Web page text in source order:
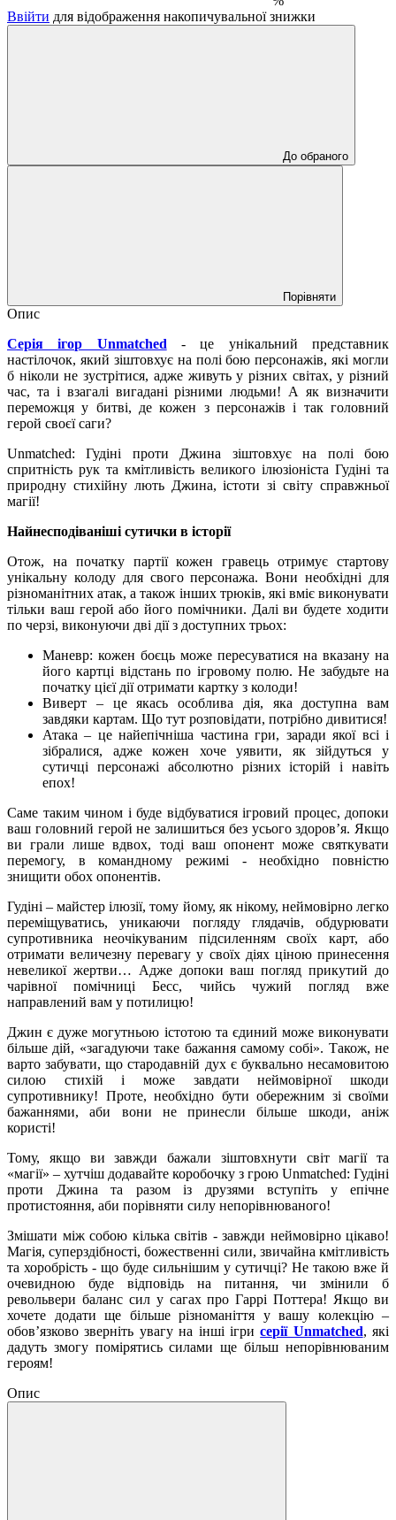
Ввійти для відображення накопичувальної знижки
До обраного
Порівняти
Опис
Серія ігор Unmatched - це унікальний представник
настілочок, який зіштовхує на полі бою персонажів, які могли
б ніколи не зустрітися, адже живуть у різних світах, у різний
час, та і взагалі вигадані різними людьми! А як визначити
переможця у битві, де кожен з персонажів і так головний
герой своєї саги?
Unmatched: Гудіні проти Джина зіштовхує на полі бою
спритність рук та кмітливість великого ілюзіоніста Гудіні та
природну стихійну лють Джина, істоти зі світу справжньої
магії!
Найнесподіваніші сутички в історії
Отож, на початку партії кожен гравець отримує стартову
унікальну колоду для свого персонажа. Вони необхідні для
різноманітних атак, а також інших трюків, які вміє виконувати
тільки ваш герой або його помічники. Далі ви будете ходити
по черзі, виконуючи дві дії з доступних трьох:
Маневр: кожен боєць може пересуватися на вказану на
його картці відстань по ігровому полю. Не забудьте на
початку цієї дії отримати картку з колоди!
Виверт – це якась особлива дія, яка доступна вам
завдяки картам. Що тут розповідати, потрібно дивитися!
Атака – це найепічніша частина гри, заради якої всі і
зібралися, адже кожен хоче уявити, як зійдуться у
сутичці персонажі абсолютно різних історій і навіть
епох!
Саме таким чином і буде відбуватися ігровий процес, допоки
ваш головний герой не залишиться без усього здоров’я. Якщо
ви грали лише вдвох, тоді ваш опонент може святкувати
перемогу, в командному режимі - необхідно повністю
знищити обох опонентів.
Гудіні – майстер ілюзії, тому йому, як нікому, неймовірно легко
переміщуватись, уникаючи погляду глядачів, обдурювати
супротивника неочікуваним підсиленням своїх карт, або
отримати величезну перевагу у своїх діях ціною принесення
невеликої жертви… Адже допоки ваш погляд прикутий до
чарівної помічниці Бесс, чийсь чужий погляд вже
направлений вам у потилицю!
Джин є дуже могутньою істотою та єдиний може виконувати
більше дій, «загадуючи таке бажання самому собі». Також, не
варто забувати, що стародавній дух є буквально несамовитою
силою стихій і може завдати неймовірної шкоди
супротивнику! Проте, необхідно бути обережним зі своїми
бажаннями, аби вони не принесли більше шкоди, аніж
користі!
Тому, якщо ви завжди бажали зіштовхнути світ магії та
«магії» – хутчіш додавайте коробочку з грою Unmatched: Гудіні
проти Джина та разом із друзями вступіть у епічне
протистояння, аби порівняти силу непорівнюваного!
Змішати між собою кілька світів - завжди неймовірно цікаво!
Магія, суперздібності, божественні сили, звичайна кмітливість
та хоробрість - що буде сильнішим у сутичці? Не такою вже й
очевидною буде відповідь на питання, чи змінили б
револьвери баланс сил у сагах про Гаррі Поттера! Якщо ви
хочете додати ще більше різноманіття у вашу колекцію –
обов’язково зверніть увагу на інші ігрисерії Unmatched, які
дадуть змогу помірятись силами ще більш непорівнюваним
героям!
Опис